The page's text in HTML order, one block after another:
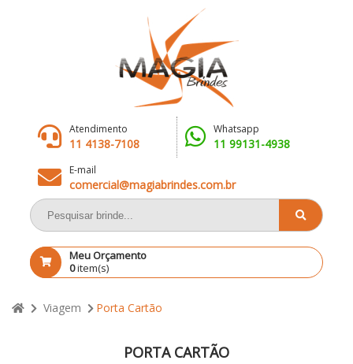
Atendimento
11 4138-7108
Whatsapp
11 99131-4938
E-mail
comercial@magiabrindes.com.br
Meu Orçamento
0item(s)
Viagem Porta Cartão
PORTA CARTÃO